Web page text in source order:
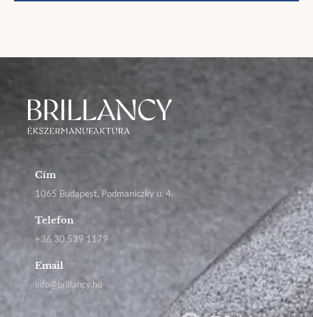
Cím
1065 Budapest, Podmaniczky u. 4.
Telefon
+36 30 539 1179
Email
info@brillancy.hu